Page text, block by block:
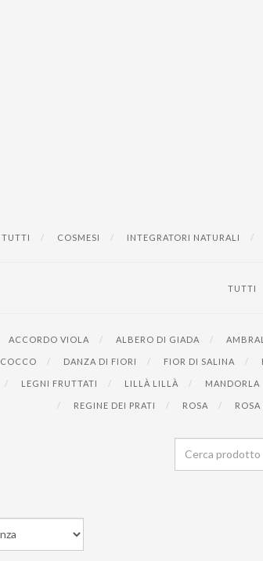
TUTTI COSMESI INTEGRATORI NATURALI
TUTTI
ACCORDO VIOLA ALBERO DI GIADA
COCCO DANZA DI FIORI FIOR DI SALINA
LEGNI FRUTTATI LILLÀ LILLÀ MANDORLA
REGINE DEI PRATI ROSA ROSA